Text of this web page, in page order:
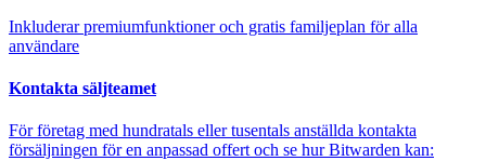
Inkluderar premiumfunktioner och gratis familjeplan för alla
användare
Kontakta säljteamet
För företag med hundratals eller tusentals anställda kontakta
försäljningen för en anpassad offert och se hur Bitwarden kan: